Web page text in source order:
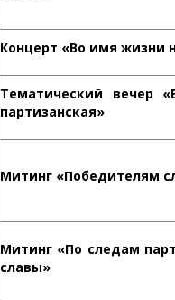
Концерт «Во имя жизни
Тематический вечер
партизанская»
Митинг «Победителям
Митинг «По следам
славы»